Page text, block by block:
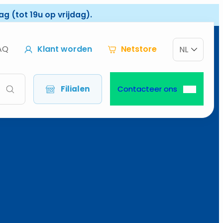
(tot 19u op vrijdag).
Klant worden Netstore NL
Filialen Contacteer ons